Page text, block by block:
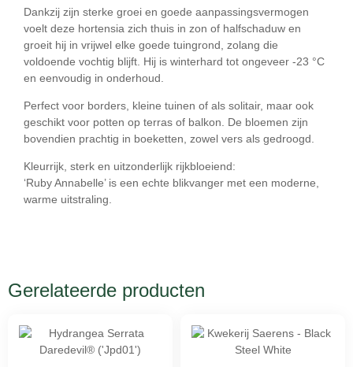
Dankzij zijn sterke groei en goede aanpassingsvermogen
voelt deze hortensia zich thuis in zon of halfschaduw en
groeit hij in vrijwel elke goede tuingrond, zolang die
voldoende vochtig blijft. Hij is winterhard tot ongeveer -23 °C
en eenvoudig in onderhoud.
Perfect voor borders, kleine tuinen of als solitair, maar ook
geschikt voor potten op terras of balkon. De bloemen zijn
bovendien prachtig in boeketten, zowel vers als gedroogd.
Kleurrijk, sterk en uitzonderlijk rijkbloeiend:
‘Ruby Annabelle’ is een echte blikvanger met een moderne,
warme uitstraling.
Gerelateerde producten